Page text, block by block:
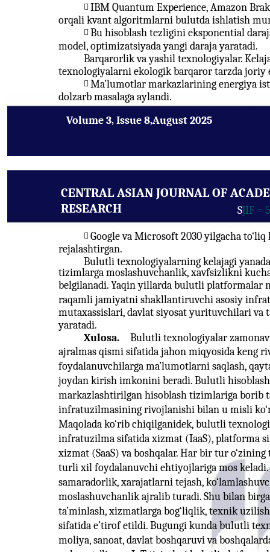
Volume 3, Issue 8,August 2025
 IBM Quantum Experience, Amazon
orqali kvant algoritmlarni bulutda ishlatish
 Bu hisoblash tezligini eksponential
model, optimizatsiyada yangi daraja yaratadi.
Barqarorlik va yashil texnologiyalar.
texnologiyalarni ekologik barqaror tarzda joriy
 Ma’lumotlar markazlarining energiya
dolzarb masalaga aylandi.
CENTRAL ASIAN JOURNAL OF
RESEARCH
SJIF =
 Google va Microsoft 2030 yilgacha
rejalashtirgan.
Bulutli texnologiyalarning kelajagi
tizimlarga moslashuvchanlik, xavfsizlikni
belgilanadi. Yaqin yillarda bulutli platformalar
raqamli jamiyatni shakllantiruvchi asosiy
mutaxassislari, davlat siyosat yurituvchilari
yaratadi.
Xulosa.
Bulutli texnologiyalar
ajralmas qismi sifatida jahon miqyosida keng
foydalanuvchilarga ma’lumotlarni saqlash,
joydan kirish imkonini beradi. Bulutli
markazlashtirilgan hisoblash tizimlariga borib
infratuzilmasining rivojlanishi bilan u misli
Maqolada ko‘rib chiqilganidek, bulutli
infratuzilma sifatida xizmat (IaaS), platforma
xizmat (SaaS) va boshqalar. Har bir tur
turli xil foydalanuvchi ehtiyojlariga mos
samaradorlik, xarajatlarni tejash,
moslashuvchanlik ajralib turadi. Shu bilan
ta’minlash, xizmatlarga bog‘liqlik, texnik
sifatida e’tirof etildi. Bugungi kunda bulutli
moliya, sanoat, davlat boshqaruvi va